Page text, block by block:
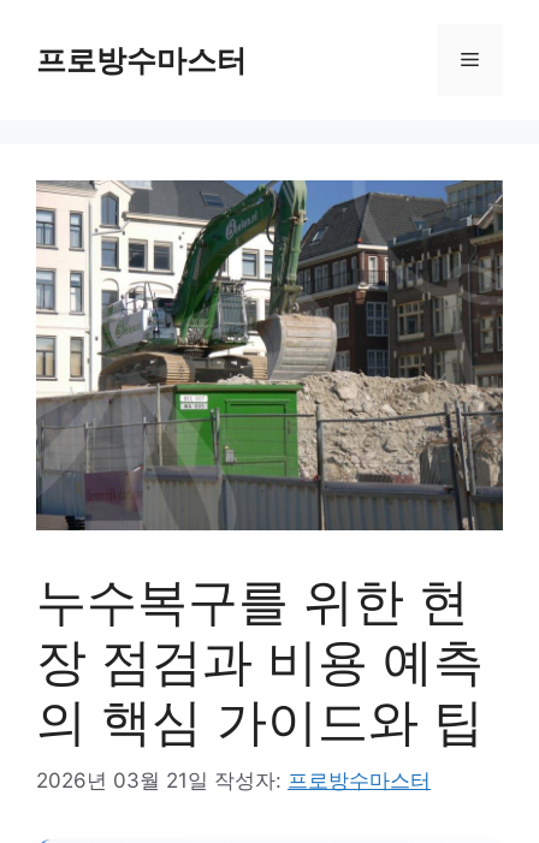
프로방수마스터 메
누수복구를 위한 현
장 점검과 비용 예측
의 핵심 가이드와 팁
2026년 03월 21일 작성자: 프로방수마스터